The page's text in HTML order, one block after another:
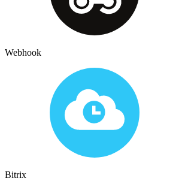
Webhook
Bitrix